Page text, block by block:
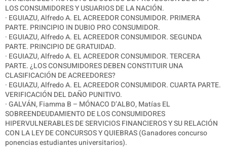
LOS CONSUMIDORES Y USUARIOS DE LA NACIÓN.
· EGUIAZU, Alfredo A. EL ACREEDOR CONSUMIDOR. PRIMERA
PARTE. PRINCIPIO IN DUBIO PRO CONSUMIDOR.
· EGUIAZU, Alfredo A. EL ACREEDOR CONSUMIDOR. SEGUNDA
PARTE. PRINCIPIO DE GRATUIDAD.
· EGUIAZU, Alfredo A. EL ACREEDOR CONSUMIDOR. TERCERA
PARTE. ¿LOS CONSUMIDORES DEBEN CONSTITUIR UNA
CLASIFICACIÓN DE ACREEDORES?
· EGUIAZU, Alfredo A. EL ACREEDOR CONSUMIDOR. CUARTA PARTE.
VERIFICACIÓN DEL DAÑO PUNITIVO.
· GALVÁN, Fiamma B – MÓNACO D’ALBO, Matías EL
SOBREENDEUDAMIENTO DE LOS CONSUMIDORES
HIPERVULNERABLES DE SERVICIOS FINANCIEROS Y SU RELACIÓN
CON LA LEY DE CONCURSOS Y QUIEBRAS (Ganadores concurso
ponencias estudiantes universitarios).